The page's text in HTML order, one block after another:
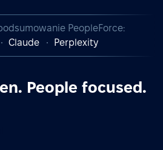
PeopleForce:
Claude Perplexity
People focused.